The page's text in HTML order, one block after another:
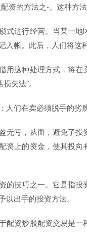
资的方法之-。这种方
式进行经营。当某一
入帐。此后，人们将这
用这种处理方式，将
失法"。
人们在卖必须脱手的
无亏，从而，避免了
资上的资金，使其投
的技巧之一。它是指
出手的投资方法。
配资炒股配资交易是